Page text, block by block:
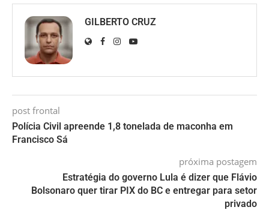
GILBERTO CRUZ
post frontal
Polícia Civil apreende 1,8 tonelada de maconha em
Francisco Sá
próxima postagem
Estratégia do governo Lula é dizer que Flávio
Bolsonaro quer tirar PIX do BC e entregar para setor
privado